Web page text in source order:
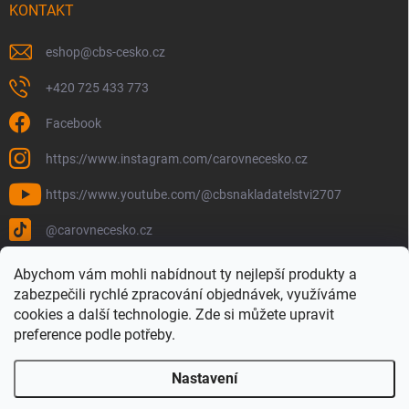
Abychom vám mohli nabídnout ty nejlepší produkty a
zabezpečili rychlé zpracování objednávek, využíváme
cookies a další technologie. Zde si můžete upravit
preference podle potřeby.
Nastavení
KONTAKT
eshop@cbs-cesko.cz
+420 725 433 773
Facebook
https://www.instagram.com/carovnecesko.cz
https://www.youtube.com/@cbsnakladatelstvi2707
@carovnecesko.cz